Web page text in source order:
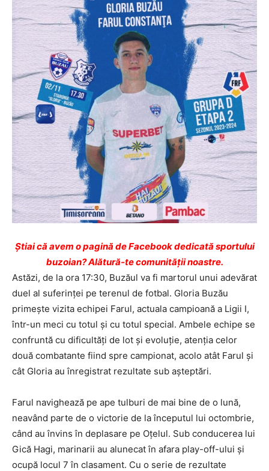
Ştiai că avem o pagină de Facebook dedicată sportului
buzoian? Alătură-te comunității noastre.
Astăzi, de la ora 17:30, Buzăul va fi martorul unui adevărat
duel al suferinței pe terenul de fotbal. Gloria Buzău
primește vizita echipei Farul, actuala campioană a Ligii I,
într-un meci cu totul și cu totul special. Ambele echipe se
confruntă cu dificultăţi de lot şi evoluţie, atenţia celor
două combatante fiind spre campionat, acolo atât Farul şi
cât Gloria au înregistrat rezultate sub aşteptări.
Farul navighează pe ape tulburi de mai bine de o lună,
neavând parte de o victorie de la începutul lui octombrie,
când au învins în deplasare pe Oțelul. Sub conducerea lui
Gică Hagi, marinarii au alunecat în afara play-off-ului și
ocupă locul 7 în clasament. Cu o serie de rezultate